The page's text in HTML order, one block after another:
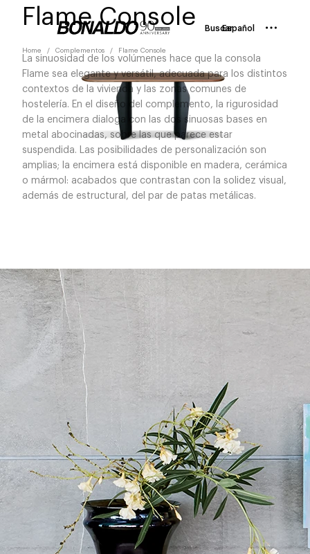
BuscarEspañol
Home Complementos Flame Console
Flame Console
La sinuosidad de los volúmenes hace que la consola
Flame sea elegante y versátil, adecuada para los distintos
contextos de la vivienda y las zonas comunes de
hostelería. En el diseño del complemento, la rigurosidad
de la encimera dialoga con las dos sinuosas bases en
metal abocinadas, sobre las que parece estar
suspendida. Las posibilidades de personalización son
amplias; la encimera está disponible en madera, cerámica
o mármol: acabados que contrastan con la solidez visual,
además de estructural, del par de patas metálicas.